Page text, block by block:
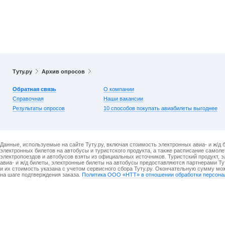
Туту.ру Архив опросов
Обратная связь
Справочная
Результаты опросов
О компании
Наши вакансии
10 способов покупать авиабилеты выгоднее
Данные, используемые на сайте Туту.ру, включая стоимость электронных авиа- и ж/д
электронных билетов на автобусы и туристского продукта, а также расписание
электропоездов и автобусов взяты из официальных источников. Туристский продукт,
авиа- и ж/д билеты, электронные билеты на автобусы предоставляются партнерами
и их стоимость указана с учетом сервисного сбора Туту.ру. Окончательную сумму
на шаге подтверждения заказа. Политика ООО «НТТ» в отношении обработки